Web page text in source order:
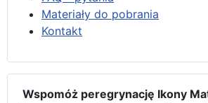
Materiały do pobrania
Kontakt
Wspomóż peregrynację Ikony